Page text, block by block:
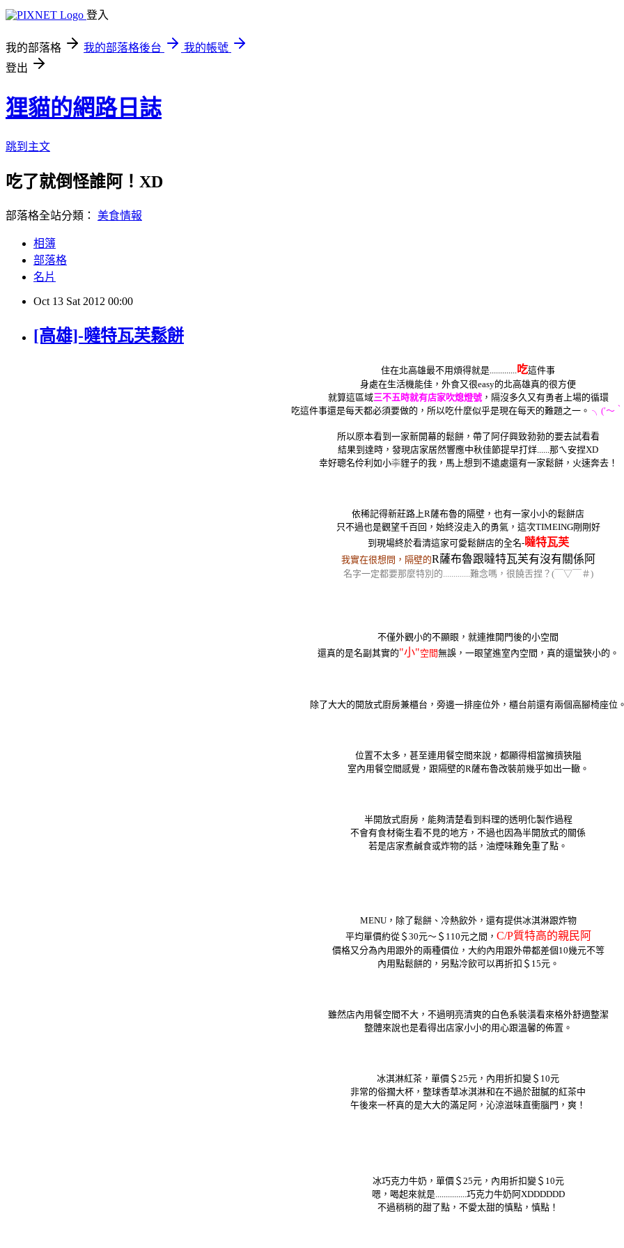
登入
我的部落格 我的部落格後台
我的帳號
登出
狸貓的網路日誌
跳到主文
吃了就倒怪誰阿！XD
部落格全站分類： 美食情報
相簿
部落格
名片
Oct 13 Sat 2012 00:00
[高雄]-噠特瓦芙鬆餅
住在北高雄最不用煩得就是............. 吃這件事
身處在生活機能佳，外食又很easy的北高雄真的很方便
就算這區域三不五時就有店家吹熄燈號，隔沒多久又有勇者上場的循環
吃這件事還是每天都必須要做的，所以吃什麼似乎是現在每天的難題之一。 ╮(′～
所以原本看到一家新開幕的鬆餅，帶了阿仔興致勃勃的要去試看看
結果到達時，發現店家居然響應中秋佳節提早打烊......那ㄟ安捏XD
幸好聰名伶利如小李貍子的我，馬上想到不遠處還有一家鬆餅，火速奔去！
依稀記得新莊路上R薩布魯的隔壁，也有一家小小的鬆餅店
只不過也是觀望千百回，始終沒走入的勇氣，這次TIMEING剛剛好
到現場終於看清這家可愛鬆餅店的全名-噠特瓦芙
我實在很想問，隔壁的R薩布魯跟噠特瓦芙有沒有關係阿
名字一定都要那麼特別的.............難念嗎，很饒舌捏？(￣▽￣＃)
不僅外觀小的不顯眼，就連推開門後的小空間
還真的是名副其實的"小"空間無誤，一眼望進室內空間，真的還蠻狹小的。
除了大大的開放式廚房兼櫃台，旁邊一排座位外，櫃台前還有兩個高腳椅座位
位置不太多，甚至連用餐空間來說，都顯得相當擁擠狹隘
室內用餐空間感覺，跟隔壁的R薩布魯改裝前幾乎如出一轍。
半開放式廚房，能夠清楚看到料理的透明化製作過程
不會有食材衛生看不見的地方，不過也因為半開放式的關係
若是店家煮鹹食或炸物的話，油煙味難免重了點。
MENU，除了鬆餅、冷熱飲外，還有提供冰淇淋跟炸物
平均單價約從＄30元～＄110元之間， C/P質特高的親民阿
價格又分為內用跟外的兩種價位，大約內用跟外帶都差個10幾元不等
內用點鬆餅的，另點冷飲可以再折扣＄15元。
雖然店內用餐空間不大，不過明亮清爽的白色系裝潢看來格外舒適整潔
整體來說也是看得出店家小小的用心跟溫馨的佈置。
冰淇淋紅茶，單價＄25元，內用折扣變＄10元
非常的俗擱大杯，整球香草冰淇淋和在不過於甜膩的紅茶中
午後來一杯真的是大大的滿足阿，沁涼滋味直衝腦門，爽！
冰巧克力牛奶，單價＄25元，內用折扣變＄10元
嗯，喝起來就是...............巧克力牛奶阿XDDDDDD
不過稍稍的甜了點，不愛太甜的慎點，慎點！